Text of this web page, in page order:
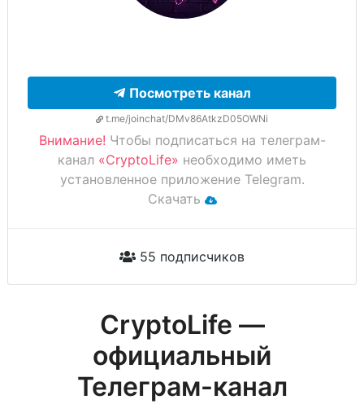
Посмотреть канал
t.me/joinchat/DMv86AtkzD05OWNi
Внимание! Чтобы подписаться на телеграм-
канал «CryptoLife» необходимо иметь
установленное приложение Telegram.
Скачать
55 подписчиков
CryptoLife —
официальный
Телеграм-канал